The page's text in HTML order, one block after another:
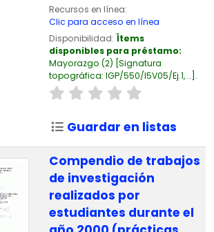
Recursos en línea:
Clic para acceso en línea
Disponibilidad: Ítems
disponibles para préstamo:
Mayorazgo (2) Signatura
topográfica: IGP/550/I5V05/Ej.1, .. .
Guardar en listas
Compendio de trabajos
de investigación
realizados por
estudiantes durante el